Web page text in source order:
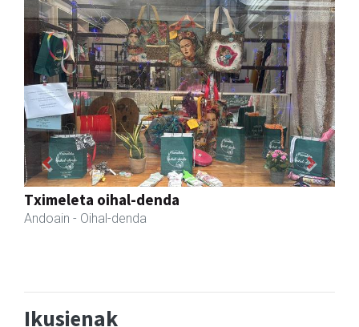
Kabela
Asteasu - Gozotegiak
Previous Next
Ikusienak